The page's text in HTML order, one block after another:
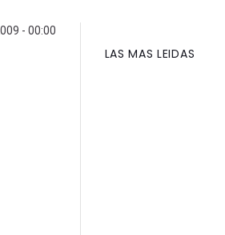
- 00:00
LAS MAS LEIDAS